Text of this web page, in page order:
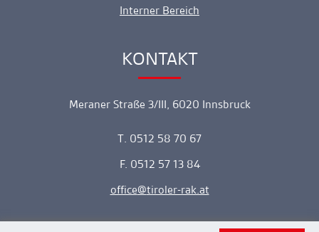
Interner Bereich
Ankerlink
KONTAKT
Meraner Straße 3/III, 6020 Innsbruck
T. 0512 58 70 67
F. 0512 57 13 84
office
tiroler-rak.at